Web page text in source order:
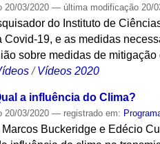
20/03/2020— última modificação 20/
do Instituto de
Covid-19, e as medidas
sobre medidas de
/Vídeos 2020
a influência do Clima?
20/03/2020— registrado em:
Buckeridge e Edécio